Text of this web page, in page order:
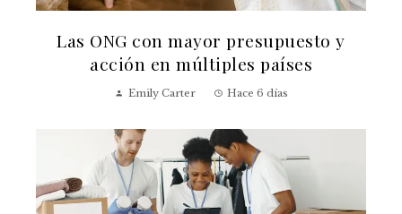
Las ONG con mayor presupuesto y
acción en múltiples países
Emily Carter Hace 6 días